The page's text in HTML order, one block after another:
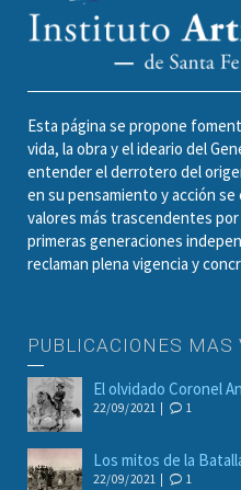
Esta página se propone
vida, la obra y el ideario del
entender el derrotero del
en su pensamiento y acción
valores más trascendentes
primeras generaciones
reclaman plena vigencia y
PUBLICACIONES MAS
El olvidado Coronel
22/09/2021 | 1
Los mitos de la
22/09/2021 | 1